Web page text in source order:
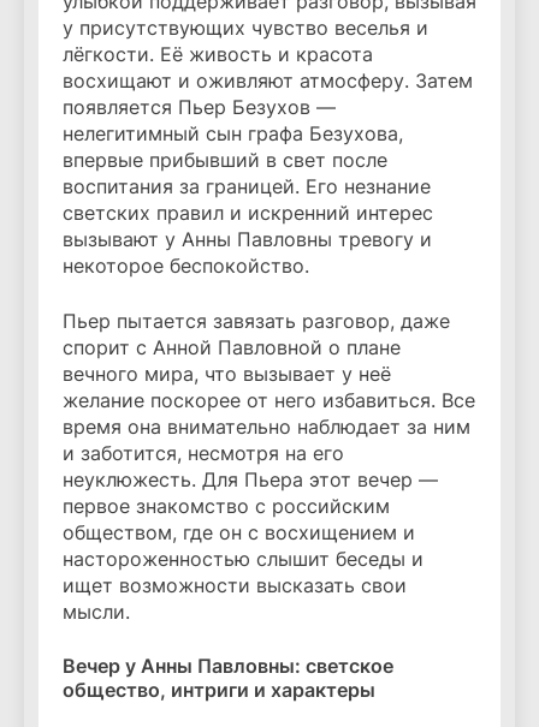
у присутствующих чувство веселья и
лёгкости. Её живость и красота
восхищают и оживляют атмосферу. Затем
появляется Пьер Безухов —
нелегитимный сын графа Безухова,
впервые прибывший в свет после
воспитания за границей. Его незнание
светских правил и искренний интерес
вызывают у Анны Павловны тревогу и
некоторое беспокойство.
Пьер пытается завязать разговор, даже
спорит с Анной Павловной о плане
вечного мира, что вызывает у неё
желание поскорее от него избавиться. Все
время она внимательно наблюдает за ним
и заботится, несмотря на его
неуклюжесть. Для Пьера этот вечер —
первое знакомство с российским
обществом, где он с восхищением и
настороженностью слышит беседы и
ищет возможности высказать свои
мысли.
Вечер у Анны Павловны: светское
общество, интриги и характеры